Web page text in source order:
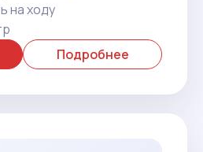
на ходу
Подробнее